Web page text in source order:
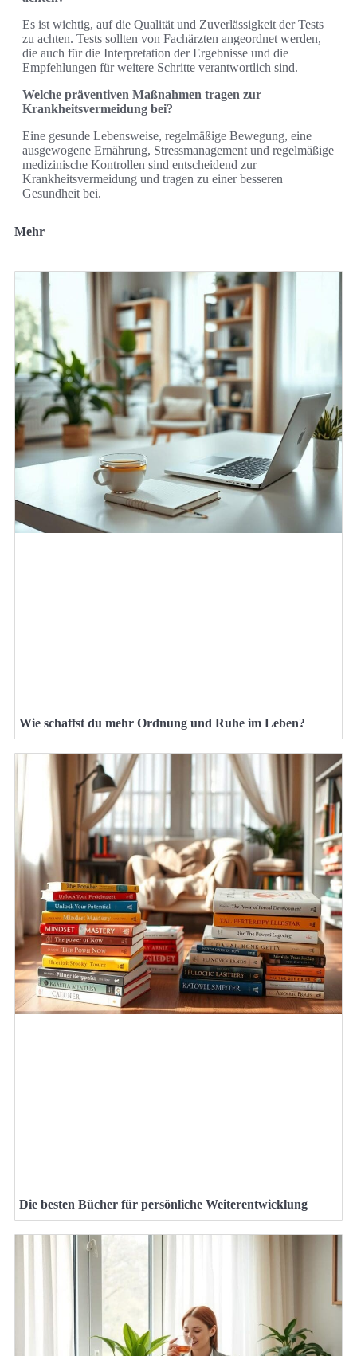
Es ist wichtig, auf die Qualität und Zuverlässigkeit der Tests
zu achten. Tests sollten von Fachärzten angeordnet werden,
die auch für die Interpretation der Ergebnisse und die
Empfehlungen für weitere Schritte verantwortlich sind.
Welche präventiven Maßnahmen tragen zur
Krankheitsvermeidung bei?
Eine gesunde Lebensweise, regelmäßige Bewegung, eine
ausgewogene Ernährung, Stressmanagement und regelmäßige
medizinische Kontrollen sind entscheidend zur
Krankheitsvermeidung und tragen zu einer besseren
Gesundheit bei.
Mehr
Wie schaffst du mehr Ordnung und Ruhe im Leben?
Die besten Bücher für persönliche Weiterentwicklung